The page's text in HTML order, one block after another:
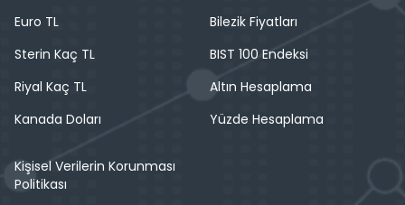
Euro TL
Sterin Kaç TL
Riyal Kaç TL
Kanada Doları
Bilezik Fiyatları
BIST 100 Endeksi
Altın Hesaplama
Yüzde Hesaplama
Kişisel Verilerin Korunması
Politikası